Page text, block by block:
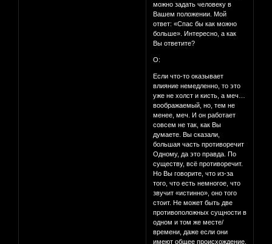
можно задать человеку в
Вашем положении. Мой
ответ: «Спас бы как можно
больше». Интересно, а как
Вы ответите?
О:
Если что-то оказывает
влияние немедленно, то это
уже не холст и кисть, а меч…
воображаемый, но, тем не
менее, меч. И он работает
совсем не так, как Вы
думаете. Вы сказали,
большая часть противоречит
Одному, да это правда. По
существу, всё противоречит.
Но Вы говорите, что из-за
того, что есть немногое, что
звучит «истинно», оно того
стоит. Не может быть две
противоположных сущности в
одном и том же месте/
времени, даже если они
имеют общее происхождение.